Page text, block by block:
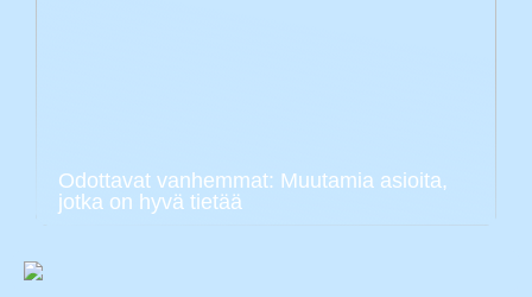
Odottavat vanhemmat: Muutamia asioita,
jotka on hyvä tietää